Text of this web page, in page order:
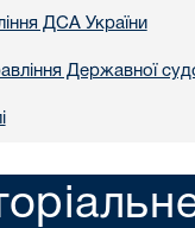
ДСА України
Державної